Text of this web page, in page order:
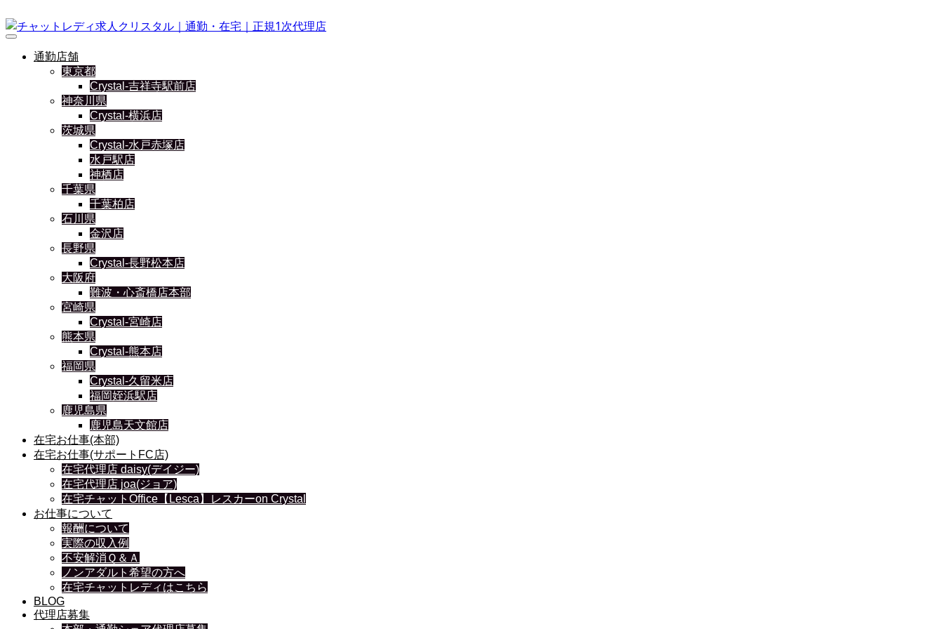
通勤店舗
東京都
Crystal-吉祥寺駅前店
神奈川県
Crystal-横浜店
茨城県
Crystal-水戸赤塚店
水戸駅店
神栖店
千葉県
千葉柏店
石川県
金沢店
長野県
Crystal-長野松本店
大阪府
難波・心斎橋店本部
宮崎県
Crystal-宮崎店
熊本県
Crystal-熊本店
福岡県
Crystal-久留米店
福岡姪浜駅店
鹿児島県
鹿児島天文館店
在宅お仕事(本部)
在宅お仕事(サポートFC店)
在宅代理店 daisy(デイジー)
在宅代理店 joa(ジョア)
在宅チャットOffice【Lesca】レスカーon Crystal
お仕事について
報酬について
実際の収入例
不安解消Ｑ＆Ａ
ノンアダルト希望の方へ
在宅チャットレディはこちら
BLOG
代理店募集